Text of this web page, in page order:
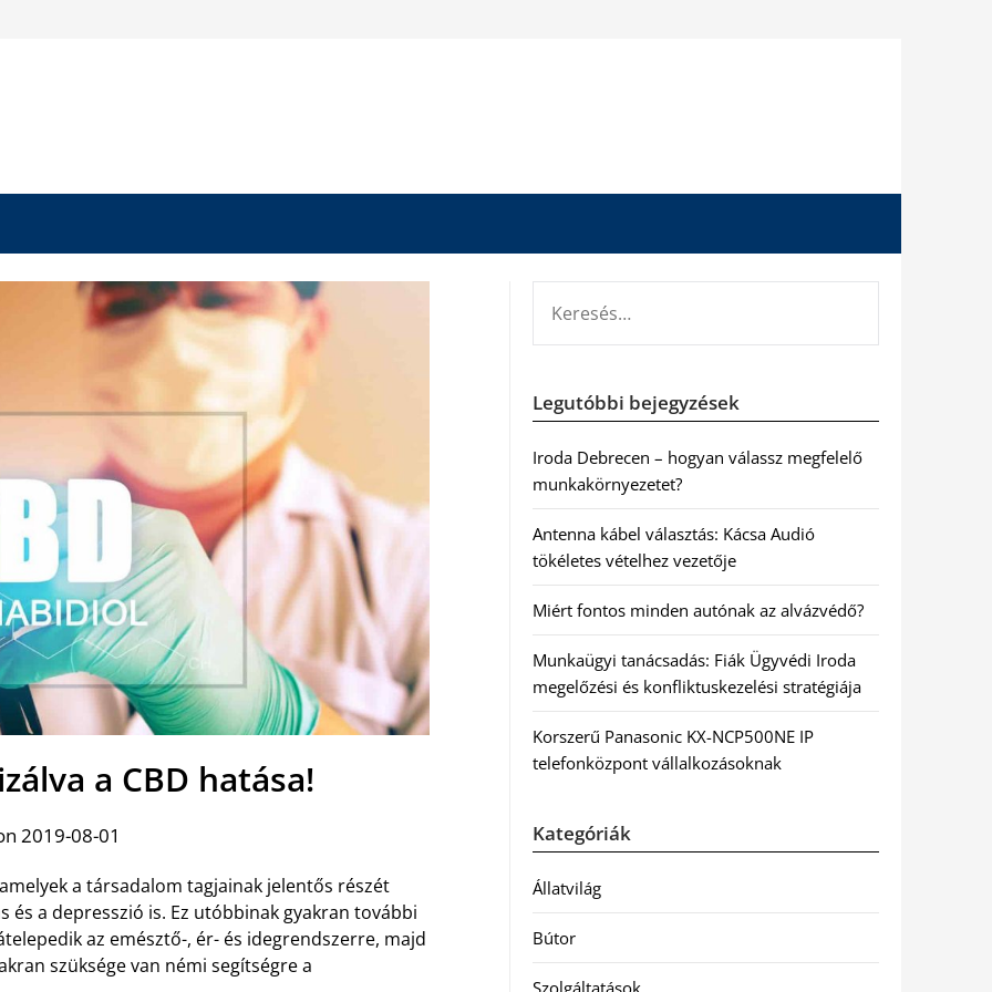
a CBD hatása!
2019-08-01
a társadalom tagjainak jelentős részét
és a depresszió is. Ez utóbbinak gyakran további
az emésztő-, ér- és idegrendszerre, majd
szüksége van némi segítségre a
Legutóbbi bejegyzések
Iroda Debrecen – hogyan válassz megfelelő
munkakörnyezetet?
Antenna kábel választás: Kácsa Audió
tökéletes vételhez vezetője
Miért fontos minden autónak az alvázvédő?
Munkaügyi tanácsadás: Fiák Ügyvédi Iroda
megelőzési és konfliktuskezelési stratégiája
Korszerű Panasonic KX-NCP500NE IP
telefonközpont vállalkozásoknak
Kategóriák
Állatvilág
Bútor
Szolgáltatások